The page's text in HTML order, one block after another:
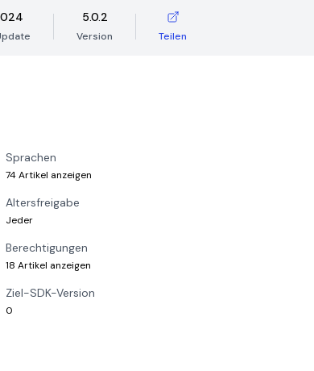
5.0.2
Version Teilen
Sprachen
74 Artikel anzeigen
Altersfreigabe
Jeder
Berechtigungen
18 Artikel anzeigen
Ziel-SDK-Version
0